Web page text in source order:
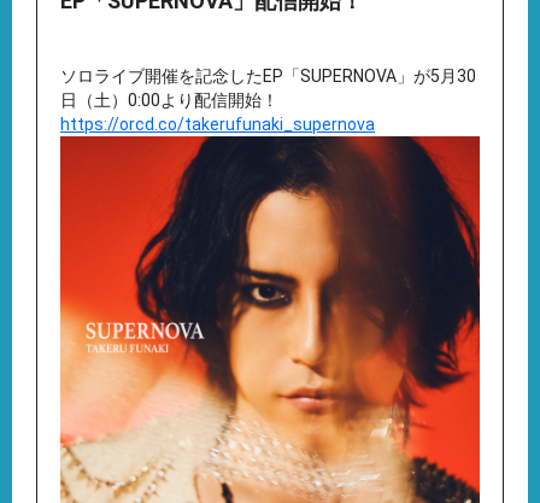
ソロライブ開催を記念したEP「SUPERNOVA」が5月30
日（土）0:00より配信開始！
https://orcd.co/takerufunaki_supernova